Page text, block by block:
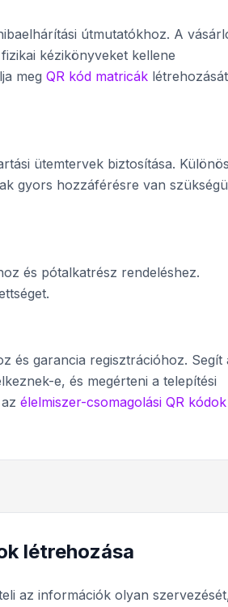
útmutatókhoz. A
kézikönyveket kellene
meg QR kód matricák
ütemtervek biztosítása.
gyors hozzáférésre van
és pótalkatrész rendeléshez.
és garancia regisztrációhoz. Segít
e, és megérteni a telepítési
élelmiszer-csomagolási QR kódok
létrehozása
az információk olyan